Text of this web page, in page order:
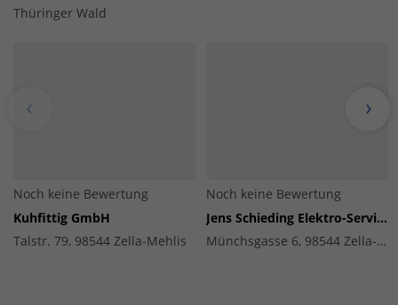
Thüringer Wald
Noch keine Bewertung
Kuhfittig GmbH
Talstr. 79, 98544 Zella-Mehlis
Noch keine Bewertung
Jens Schieding Elektro-Service
Münchsgasse 6, 98544 Zella-Mehlis